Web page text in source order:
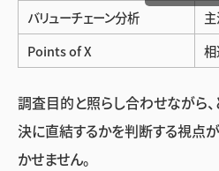
バリューチェーン分析
Points of X
相
調査目的と照らし合わせながら
決に直結するかを判断する視点
かせません。